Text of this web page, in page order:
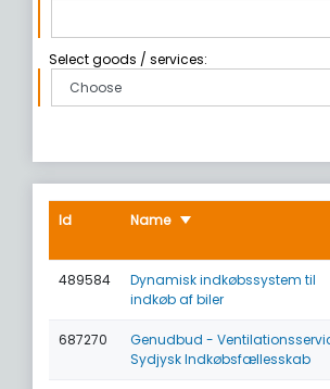
Select goods / services:
Id Name
489584
Dynamisk indkøbssystem til
indkøb af biler
687270
Genudbud -
Sydjysk Indkøbsfællesskab